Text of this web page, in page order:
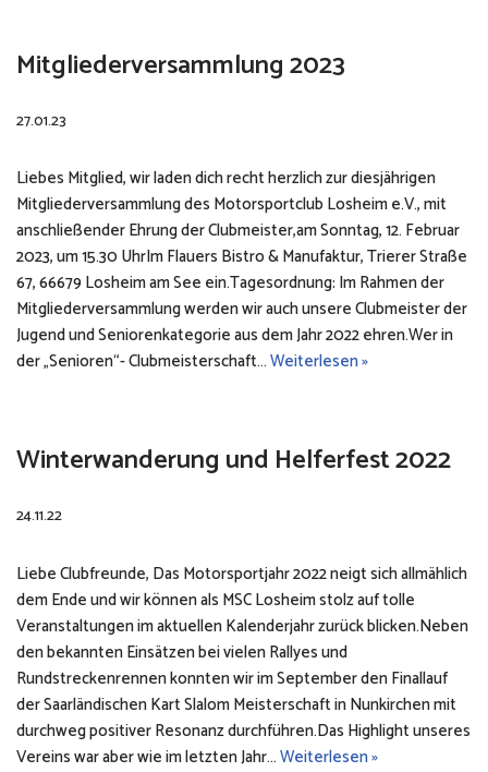
Mitgliederversammlung 2023
27.01.23
Liebes Mitglied, wir laden dich recht herzlich zur diesjährigen
Mitgliederversammlung des Motorsportclub Losheim e.V., mit
anschließender Ehrung der Clubmeister,am Sonntag, 12. Februar
2023, um 15.30 UhrIm Flauers Bistro & Manufaktur, Trierer Straße
67, 66679 Losheim am See ein.Tagesordnung: Im Rahmen der
Mitgliederversammlung werden wir auch unsere Clubmeister der
Jugend und Seniorenkategorie aus dem Jahr 2022 ehren.Wer in
der „Senioren“- Clubmeisterschaft…Weiterlesen »
Winterwanderung und Helferfest 2022
24.11.22
Liebe Clubfreunde, Das Motorsportjahr 2022 neigt sich allmählich
dem Ende und wir können als MSC Losheim stolz auf tolle
Veranstaltungen im aktuellen Kalenderjahr zurück blicken.Neben
den bekannten Einsätzen bei vielen Rallyes und
Rundstreckenrennen konnten wir im September den Finallauf
der Saarländischen Kart Slalom Meisterschaft in Nunkirchen mit
durchweg positiver Resonanz durchführen.Das Highlight unseres
Vereins war aber wie im letzten Jahr…Weiterlesen »